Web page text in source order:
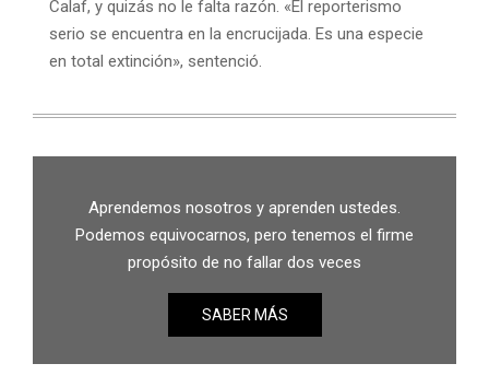
Calaf, y quizás no le falta razón. «El reporterismo
serio se encuentra en la encrucijada. Es una especie
en total extinción», sentenció.
Aprendemos nosotros y aprenden ustedes.
Podemos equivocarnos, pero tenemos el firme
propósito de no fallar dos veces
SABER MÁS